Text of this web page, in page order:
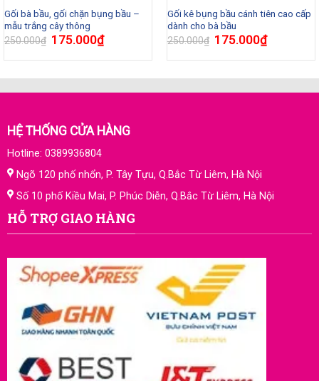
Gối bà bầu, gối chặn bụng bầu –
mẫu trắng cây thông
250.000₫ 175.000₫
Gối kê bụng bầu cánh tiên cao cấp
dành cho bà bầu
250.000₫ 175.000₫
HỆ THỐNG CỬA HÀNG
Hotline: 0389936804
Ngõ 120 phố nhổn, P. Tây Tựu, Q.Bắc Từ Liêm, Hà Nội
Số 10 phố Kiều Mai, P. Phúc Diễn, Q.Bắc Từ Liêm, Hà Nội
HỖ TRỢ GIAO HÀNG